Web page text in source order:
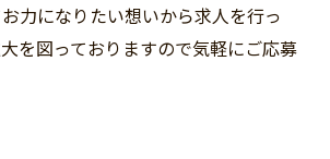
力になりたい想いから求人を行っ
を図っておりますので気軽にご応募